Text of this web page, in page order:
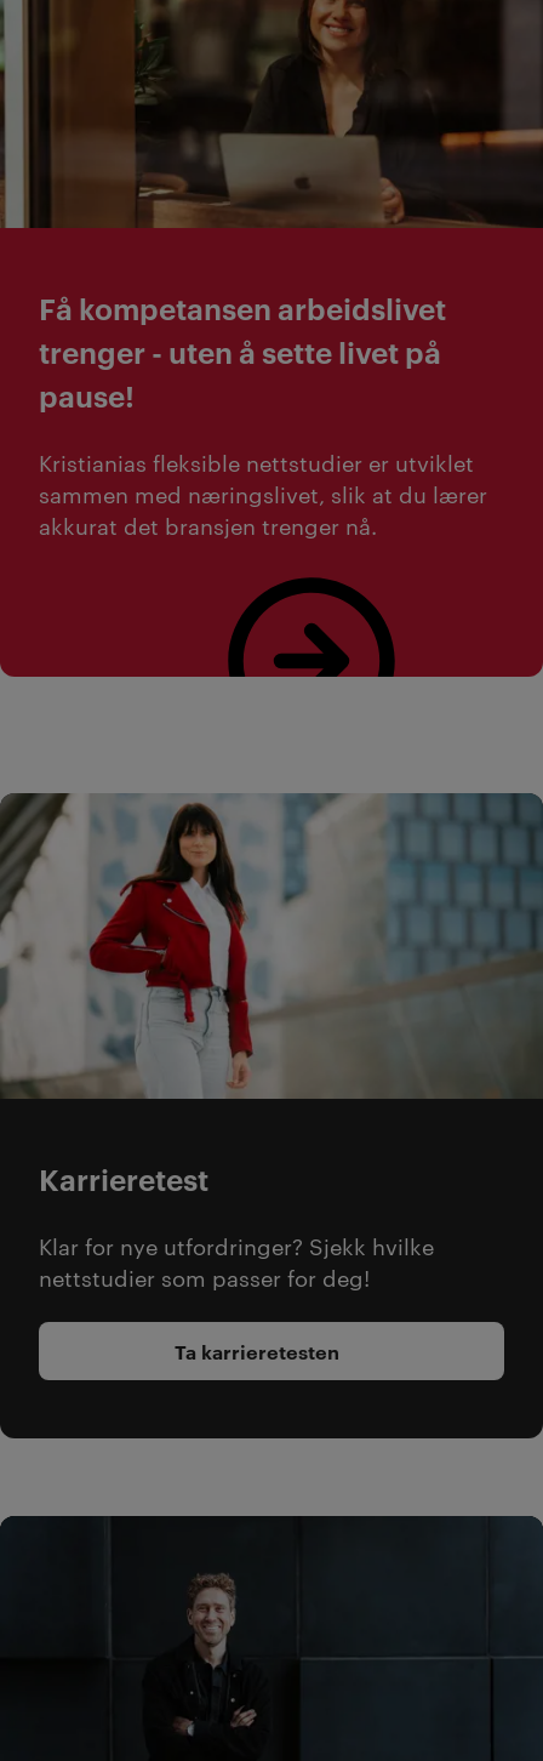
Få kompetansen arbeidslivet
trenger - uten å sette livet på
pause!
Kristianias fleksible nettstudier er utviklet
sammen med næringslivet, slik at du lærer
akkurat det bransjen trenger nå.
Karrieretest
Klar for nye utfordringer? Sjekk hvilke
nettstudier som passer for deg!
Ta karrieretesten